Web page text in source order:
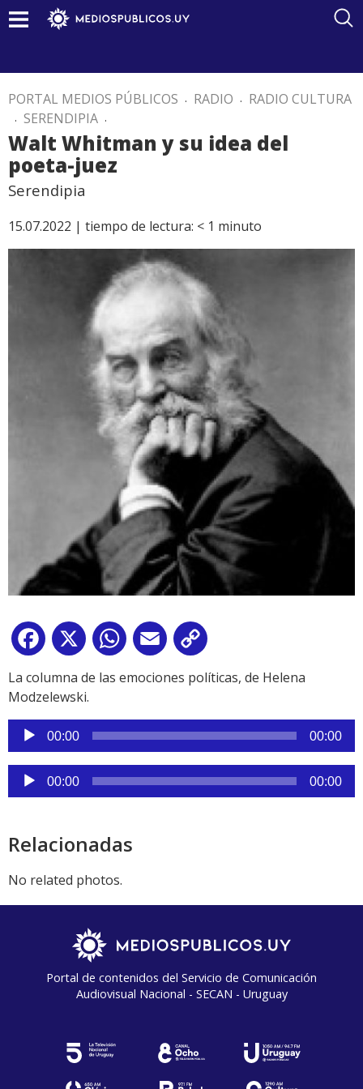
PORTAL MEDIOS PÚBLICOS . RADIO . RADIO CULTURA
. SERENDIPIA .
Walt Whitman y su idea del
poeta-juez
Serendipia
15.07.2022 | tiempo de lectura: < 1 minuto
Facebook
X WhatsApp
Email
Link
La columna de las emociones políticas, de Helena
Modzelewski.
Reproductor
de
audio
00:00 00:00
Reproductor
de
00:00 00:00
Relacionadas
No related photos.
Portal de contenidos del Servicio de Comunicación
Audiovisual Nacional - SECAN - Uruguay